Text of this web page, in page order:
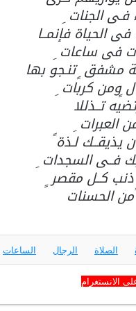
فـى الجنات
الحياة فإنمــا
فى ساعات
مشفق ٍ تنـجو بها
ٍومن كربات
تــذللا
العبرات
يذيقــك لـذة
فــى السجدات
كــل مقصر
ًمن الحسنات
الصلاة الرجال الساعات
الانستغرام